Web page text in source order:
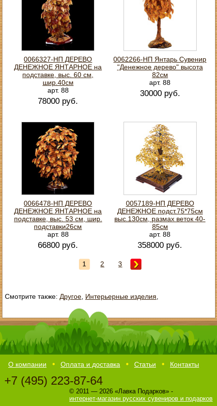
0066327-НП ДЕРЕВО
ДЕНЕЖНОЕ ЯНТАРНОЕ на
подставке, выс. 60 см,
шир.40см
арт. 88
78000 руб.
0062266-НП Янтарь Сувенир
"Денежное дерево" высота
82см
арт. 88
30000 руб.
0066478-НП ДЕРЕВО
ДЕНЕЖНОЕ ЯНТАРНОЕ на
подставке, выс. 53 см, шир.
подставки26см
арт. 88
66800 руб.
0057189-НП ДЕРЕВО
ДЕНЕЖНОЕ подст.75*75см
выс.130см, размах веток 40-
85см
арт. 88
358000 руб.
1 2 3
Смотрите также: Другое, Интерьерные изделия
О компании Оплата и доставка Статьи Контакты
+7 (495) 223-87-64
© 2011 — 2026 «Лавка Подарков» -
интернет-магазин русских сувениров и подарков